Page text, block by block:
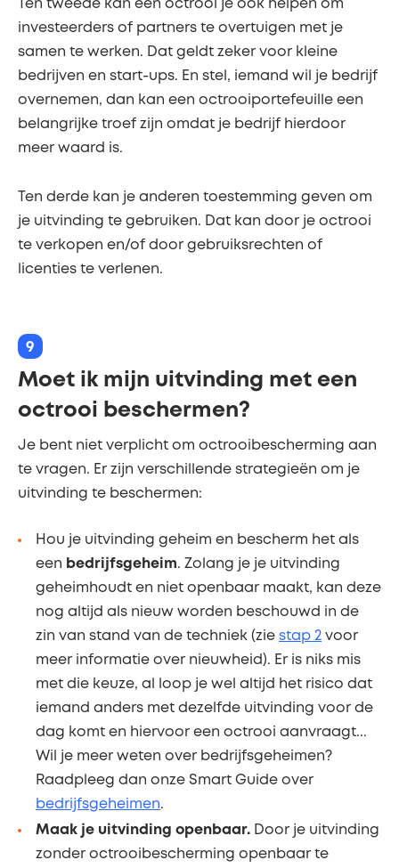
Ten tweede kan een octrooi je ook helpen om
investeerders of partners te overtuigen met je
samen te werken. Dat geldt zeker voor kleine
bedrijven en start-ups. En stel, iemand wil je bedrijf
overnemen, dan kan een octrooiportefeuille een
belangrijke troef zijn omdat je bedrijf hierdoor
meer waard is.
Ten derde kan je anderen toestemming geven om
je uitvinding te gebruiken. Dat kan door je octrooi
te verkopen en/of door gebruiksrechten of
licenties te verlenen.
9
Moet ik mijn uitvinding met een
octrooi beschermen?
Je bent niet verplicht om octrooibescherming aan
te vragen. Er zijn verschillende strategieën om je
uitvinding te beschermen:
Hou je uitvinding geheim en bescherm het als
een bedrijfsgeheim. Zolang je je uitvinding
geheimhoudt en niet openbaar maakt, kan deze
nog altijd als nieuw worden beschouwd in de
zin van stand van de techniek (zie stap 2 voor
meer informatie over nieuwheid). Er is niks mis
met die keuze, al loop je wel altijd het risico dat
iemand anders met dezelfde uitvinding voor de
dag komt en hiervoor een octrooi aanvraagt...
Wil je meer weten over bedrijfsgeheimen?
Raadpleeg dan onze Smart Guide over
bedrijfsgeheimen.
Maak je uitvinding openbaar. Door je uitvinding
zonder octrooibescherming openbaar te